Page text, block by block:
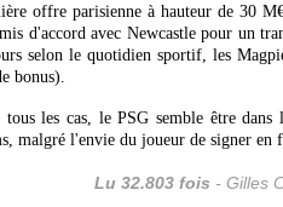
offre parisienne à hauteur de 30
d'accord avec Newcastle pour un
selon le quotidien sportif, les
bonus).
tous les cas, le PSG semble être
malgré l'envie du joueur de signer en
Lu 32.803 fois - Gilles